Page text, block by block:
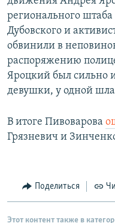
регионального
Дубовского и
обвинили в
распоряжению
Яроцкий был сильно
девушки, у одной
В итоге Пивоварова
Грязневич и
Поделиться
Этот контент также в